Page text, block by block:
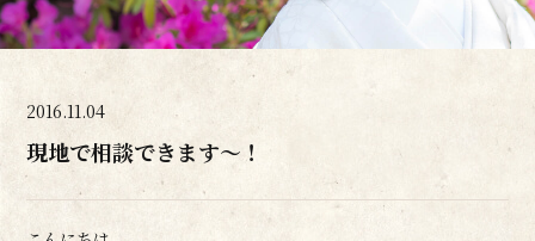
2016.11.04
現地で相談できます～！